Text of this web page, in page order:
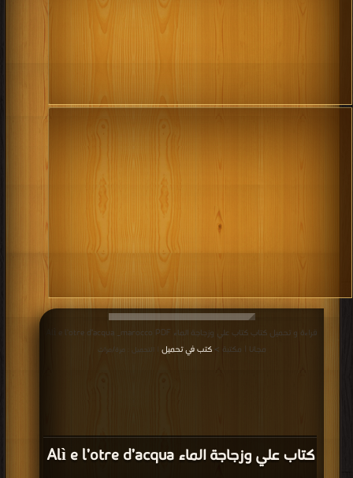
كتاب علي وزجاجة الماء Alì e l’otre d’acqua
قراءة و تحميل كتاب كتاب علي وزجاجة الماء Alì e l’otre d’acqua _marocco PDF
مجانا | مكتبة >كتب في تحميل | التحميل : مرة/مرات